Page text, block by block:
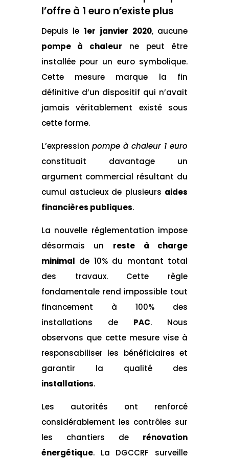
l’offre à 1 euro n’existe plus
Depuis le1er janvier 2020, aucune
pompe à chaleur ne peut être
installée pour un euro symbolique.
Cette mesure marque la fin
définitive d’un dispositif qui n’avait
jamais véritablement existé sous
cette forme.
L’expression pompe à chaleur 1 euro
constituait davantage un
argument commercial résultant du
cumul astucieux de plusieurs aides
financières publiques.
La nouvelle réglementation impose
désormais un reste à charge
minimal de 10% du montant total
des travaux. Cette règle
fondamentale rend impossible tout
financement à 100% des
installations de PAC. Nous
observons que cette mesure vise à
responsabiliser les bénéficiaires et
garantir la qualité des
installations.
Les autorités ont renforcé
considérablement les contrôles sur
les chantiers de rénovation
énergétique. La DGCCRF surveille